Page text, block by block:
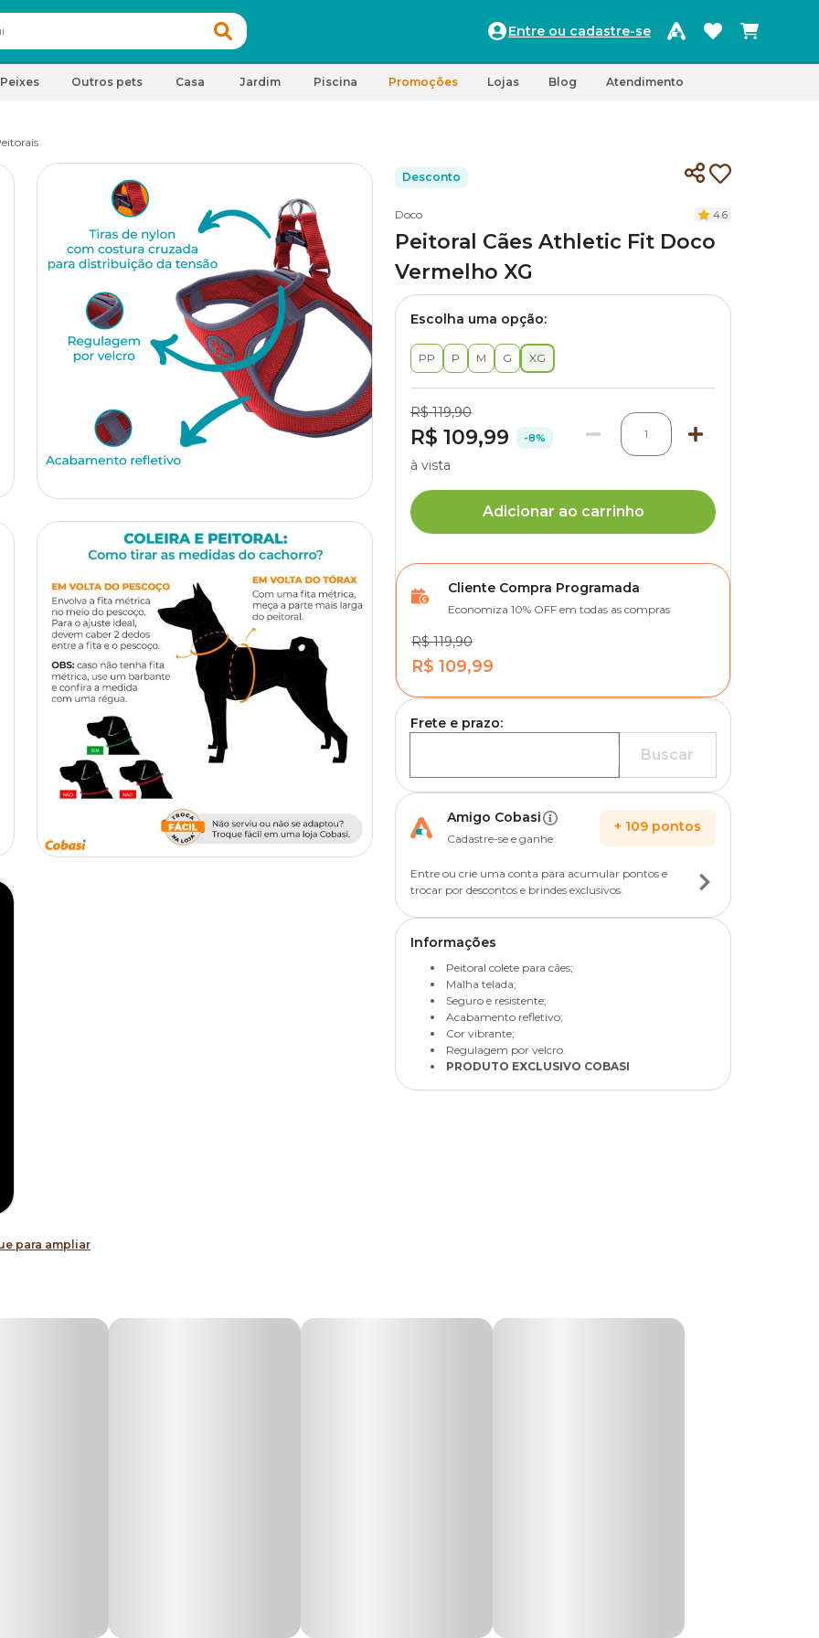
Entre ou cadastre-se
Peixes Outros pets Casa Jardim Piscina Promoções Lojas Blog Atendimento
para ampliar
Desconto
Doco 4.6
Peitoral Cães Athletic Fit Doco
Vermelho XG
Escolha uma opção:
PP P M G XG
R$ 119,90
R$ 109,99 -8% 1
à vista
Adicionar ao carrinho
Cliente Compra Programada
Economiza 10% OFF em todas as compras
R$ 119,90
R$ 109,99
Frete e prazo:
Buscar
Amigo Cobasi
Cadastre-se e ganhe
+ 109 pontos
Entre ou crie uma conta para acumular pontos e
trocar por descontos e brindes exclusivos.
Informações
Peitoral colete para cães;
Malha telada;
Seguro e resistente;
Acabamento refletivo;
Cor vibrante;
Regulagem por velcro.
PRODUTO EXCLUSIVO COBASI